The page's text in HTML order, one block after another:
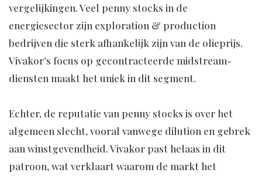
vergelijkingen. Veel penny stocks in de
energiesector zijn exploration & production
bedrijven die sterk afhankelijk zijn van de olieprijs.
Vivakor’s focus op gecontracteerde midstream-
diensten maakt het uniek in dit segment.
Echter, de reputatie van penny stocks is over het
algemeen slecht, vooral vanwege dilution en gebrek
aan winstgevendheid. Vivakor past helaas in dit
patroon, wat verklaart waarom de markt het